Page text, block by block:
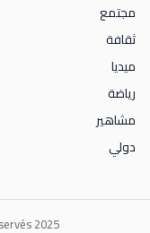
مجتمع
ثقافة
ميديا
رياضة
مشاهير
دولي
2025 ©